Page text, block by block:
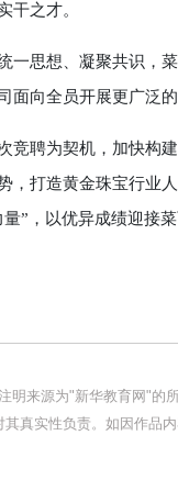
干之才。
思想、凝聚共识，菜
面向全员开展更广泛
聘为契机，加快构建
，打造黄金珠宝行业
”，以优异成绩迎接
明来源为"新华教育网"的
真实性负责。如因作品